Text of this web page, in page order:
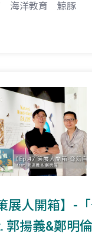
海洋教育 鯨豚
展人開箱】-
郭揚義&鄭明